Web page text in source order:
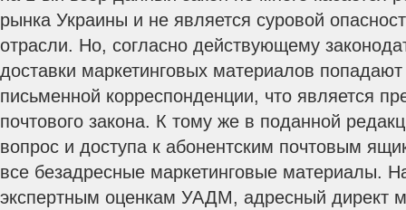
рынка Украины и не является суровой
отрасли. Но, согласно действующему
доставки маркетинговых материалов
письменной корреспонденции, что является
почтового закона. К тому же в поданной
вопрос и доступа к абонентским почтовым
все безадресные маркетинговые материалы.
экспертным оценкам УАДМ, адресный директ